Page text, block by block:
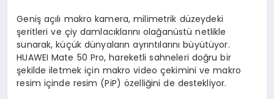
Geniş açılı makro kamera, milimetrik düzeydeki
şeritleri ve çiy damlacıklarını olağanüstü netlikle
sunarak, küçük dünyaların ayrıntılarını büyütüyor.
HUAWEI Mate 50 Pro, hareketli sahneleri doğru bir
şekilde iletmek için makro video çekimini ve makro
resim içinde resim (PiP) özelliğini de destekliyor.